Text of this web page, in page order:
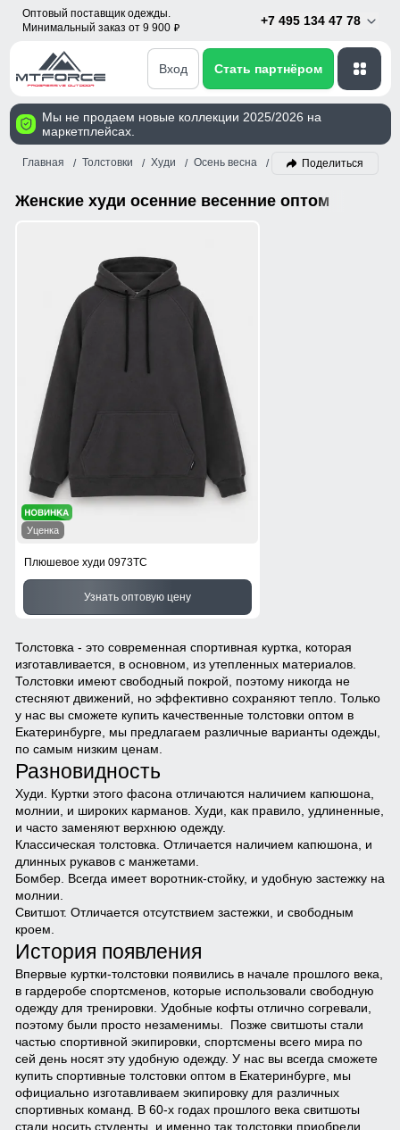
Оптовый поставщик одежды.
Минимальный заказ от 9 900 p
+7 495 134 47 78
Вход Стать партнёром
Мы не продаем новые коллекции 2025/2026 на
маркетплейсах.
Главная Толстовки Худи Осень весна ЖенскийПоделиться
Женские худи осенние весенние оптом
Уценка
Плюшевое худи 0973TC
Узнать оптовую цену
Толстовка - это современная спортивная куртка, которая
изготавливается, в основном, из утепленных материалов.
Толстовки имеют свободный покрой, поэтому никогда не
стесняют движений, но эффективно сохраняют тепло. Только
у нас вы сможете купить качественные толстовки оптом в
Екатеринбурге, мы предлагаем различные варианты одежды,
по самым низким ценам.
Разновидность
Худи.
Куртки этого фасона отличаются наличием капюшона,
молнии, и широких карманов. Худи, как правило, удлиненные,
и часто заменяют верхнюю одежду.
Классическая толстовка. Отличается наличием капюшона, и
длинных рукавов с манжетами.
Бомбер. Всегда имеет воротник-стойку, и удобную застежку на
молнии.
Свитшот. Отличается отсутствием застежки, и свободным
кроем.
История появления
Впервые куртки-толстовки появились в начале прошлого века,
в гардеробе спортсменов, которые использовали свободную
одежду для тренировки. Удобные кофты отлично согревали,
поэтому были просто незаменимы. Позже свитшоты стали
частью спортивной экипировки, спортсмены всего мира по
сей день носят эту удобную одежду. У нас вы всегда сможете
купить спортивные толстовки оптом в Екатеринбурге, мы
официально изготавливаем экипировку для различных
спортивных команд. В 60-х годах прошлого века свитшоты
стали носить студенты, и именно так толстовки приобрели